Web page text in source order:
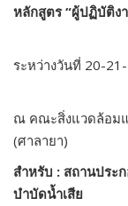
หลักสูตร “ผู้ปฏิบัติง
ระหว่างวันที่ 20-
ณ คณะสิ่งแวดล้อม
(ศาลายา)
สำหรับ : สถานประ
บำบัดน้ำเสีย